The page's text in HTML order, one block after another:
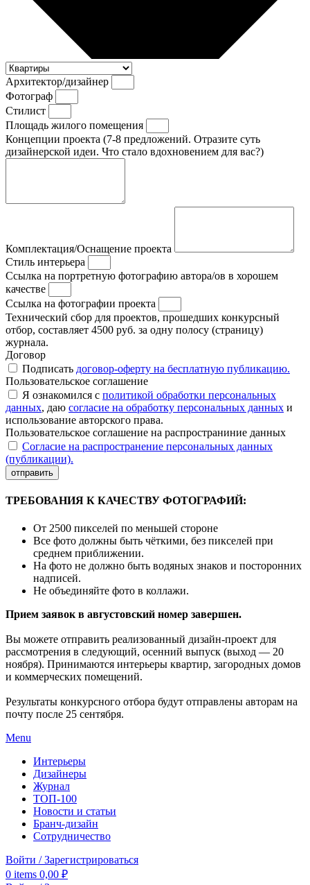
Архитектор/дизайнер
Фотограф
Стилист
Площадь жилого помещения
Концепции проекта (7-8 предложений. Отразите суть
дизайнерской идеи. Что стало вдохновением для вас?)
Комплектация/Оснащение проекта
Стиль интерьера
Ссылка на портретную фотографию автора/ов в хорошем
качестве
Ссылка на фотографии проекта
Технический сбор для проектов, прошедших конкурсный
отбор, составляет 4500 руб. за одну полосу (страницу)
журнала.
Договор
Подписать договор-оферту на бесплатную публикацию.
Пользовательское соглашение
Я ознакомился с политикой обработки персональных
данных, даю согласие на обработку персональных данных и
использование авторского права.
Пользовательское соглашение на распространиние данных
Согласие на распространение персональных данных
(публикации).
отправить
ТРЕБОВАНИЯ К КАЧЕСТВУ ФОТОГРАФИЙ:
От 2500 пикселей по меньшей стороне
Все фото должны быть чёткими, без пикселей при
среднем приближении.
На фото не должно быть водяных знаков и посторонних
надписей.
Не объединяйте фото в коллажи.
Прием заявок в августовский номер завершен.
Вы можете отправить реализованный дизайн-проект для
рассмотрения в следующий, осенний выпуск (выход — 20
ноября). Принимаются интерьеры квартир, загородных домов
и коммерческих помещений.
Результаты конкурсного отбора будут отправлены авторам на
почту после 25 сентября.
Menu
Интерьеры
Дизайнеры
Журнал
ТОП-100
Новости и статьи
Бранч-дизайн
Сотрудничество
Войти / Зарегистрироваться
0 items 0,00 ₽